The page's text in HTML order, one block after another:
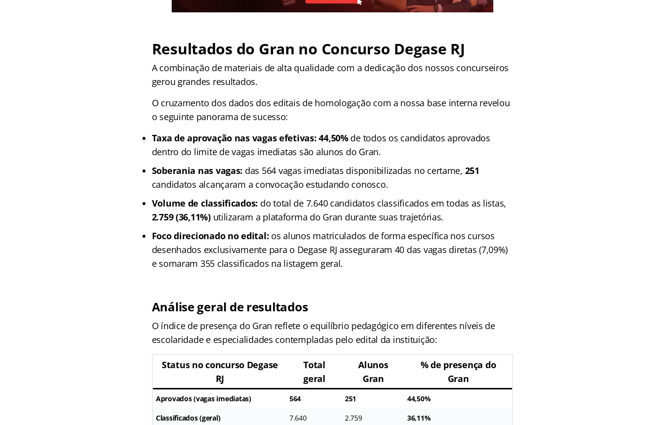
Resultados do Gran no Concurso Degase RJ
A combinação de materiais de alta qualidade com a dedicação dos nossos concurseiros
gerou grandes resultados.
O cruzamento dos dados dos editais de homologação com a nossa base interna revelou
o seguinte panorama de sucesso:
Taxa de aprovação nas vagas efetivas: 44,50%de todos os candidatos aprovados
dentro do limite de vagas imediatas são alunos do Gran.
Soberania nas vagas: das 564 vagas imediatas disponibilizadas no certame, 251
candidatos alcançaram a convocação estudando conosco.
Volume de classificados: do total de 7.640 candidatos classificados em todas as listas,
2.759 (36,11%)utilizaram a plataforma do Gran durante suas trajetórias.
Foco direcionado no edital: os alunos matriculados de forma específica nos cursos
desenhados exclusivamente para o Degase RJ asseguraram 40 das vagas diretas (7,09%)
e somaram 355 classificados na listagem geral.
Análise geral de resultados
O índice de presença do Gran reflete o equilíbrio pedagógico em diferentes níveis de
escolaridade e especialidades contempladas pelo edital da instituição:
Status no concurso Degase
RJ
Total
geral
Alunos
Gran
% de presença do
Gran
Aprovados (vagas imediatas) 564 251 44,50%
Classificados (geral) 7.640 2.759 36,11%